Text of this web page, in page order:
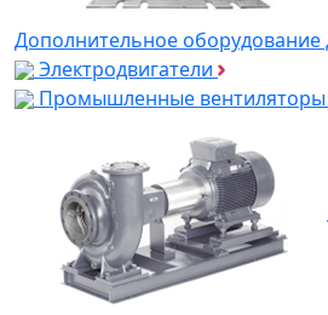
Дополнительное
Электродвигатели
Промышленные вентиляторы